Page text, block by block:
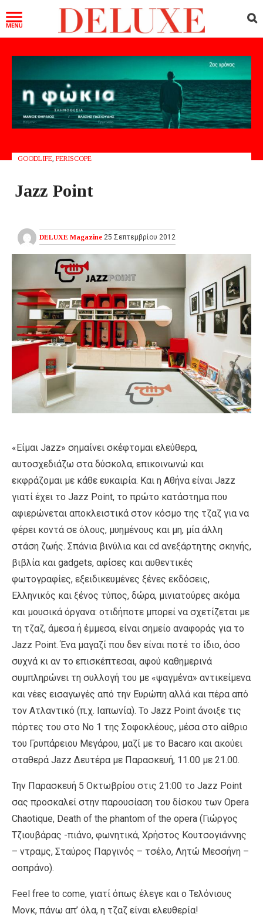
GOODLIFE PERISCOPE
Jazz Point
DELUXE Magazine 25 Σεπτεμβρίου 2012
«Είμαι Jazz» σημαίνει σκέφτομαι ελεύθερα,
αυτοσχεδιάζω στα δύσκολα, επικοινωνώ και
εκφράζομαι με κάθε ευκαιρία. Και η Αθήνα είναι Jazz
γιατί έχει το Jazz Point, το πρώτο κατάστημα που
αφιερώνεται αποκλειστικά στον κόσμο της τζαζ για να
φέρει κοντά σε όλους, μυημένους και μη, μία άλλη
στάση ζωής. Σπάνια βινύλια και cd ανεξάρτητης σκηνής,
βιβλία και gadgets, αφίσες και αυθεντικές
φωτογραφίες, εξειδικευμένες ξένες εκδόσεις,
Ελληνικός και ξένος τύπος, δώρα, μινιατούρες ακόμα
και μουσικά όργανα: οτιδήποτε μπορεί να σχετίζεται με
τη τζαζ, άμεσα ή έμμεσα, είναι σημείο αναφοράς για το
Jazz Point. Ένα μαγαζί που δεν είναι ποτέ το ίδιο, όσο
συχνά κι αν το επισκέπτεσαι, αφού καθημερινά
συμπληρώνει τη συλλογή του με «ψαγμένα» αντικείμενα
και νέες εισαγωγές από την Ευρώπη αλλά και πέρα από
τον Ατλαντικό (π.χ. Ιαπωνία). Το Jazz Point άνοιξε τις
πόρτες του στο Νο 1 της Σοφοκλέους, μέσα στο αίθριο
του Γρυπάρειου Μεγάρου, μαζί με το Bacaro και ακούει
σταθερά Jazz Δευτέρα με Παρασκευή, 11.00 με 21.00.
Την Παρασκευή 5 Οκτωβρίου στις 21:00 το Jazz Point
σας προσκαλεί στην παρουσίαση του δίσκου των Opera
Chaotique, Death of the phantom of the opera (Γιώργος
Τζιουβάρας -πιάνο, φωνητικά, Χρήστος Κουτσογιάννης
– ντραμς, Σταύρος Παργινός – τσέλο, Λητώ Μεσσήνη –
σοπράνο).
Feel free to come, γιατί όπως έλεγε και ο Τελόνιους
Μονκ, πάνω απ’ όλα, η τζαζ είναι ελευθερία!